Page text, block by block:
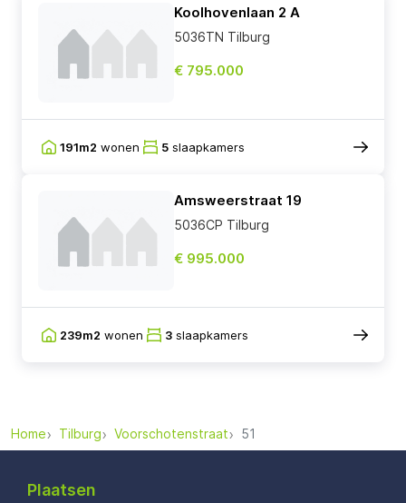
Koolhovenlaan 2 A
5036TN Tilburg
€ 795.000
191m2 wonen 5 slaapkamers
Amsweerstraat 19
5036CP Tilburg
€ 995.000
239m2 wonen 3 slaapkamers
Home Tilburg Voorschotenstraat 51
Plaatsen